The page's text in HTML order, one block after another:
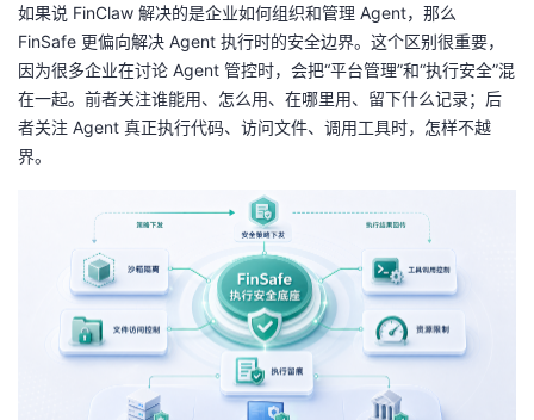
如果说 FinClaw 解决的是企业如何组织和管理 Agent，那么
FinSafe 更偏向解决 Agent 执行时的安全边界。这个区别很重要，
因为很多企业在讨论 Agent 管控时，会把“平台管理”和“执行安全”混
在一起。前者关注谁能用、怎么用、在哪里用、留下什么记录；后
者关注 Agent 真正执行代码、访问文件、调用工具时，怎样不越
界。